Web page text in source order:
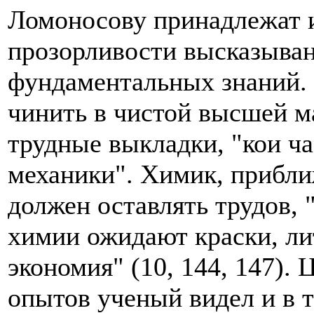
Ломоносову принадлежат
прозорливости
фундаментальных
чинить в чистой высшей
трудные выкладки, "кои
механики". Химик,
должен оставлять
химии ожидают краски,
экономия" (10, 144, 147).
опытов ученый видел и в